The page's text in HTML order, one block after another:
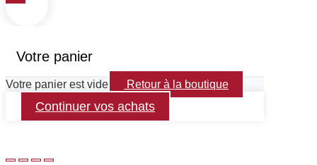
Votre panier
Votre panier est vide Retour à la boutique
Continuer vos achats